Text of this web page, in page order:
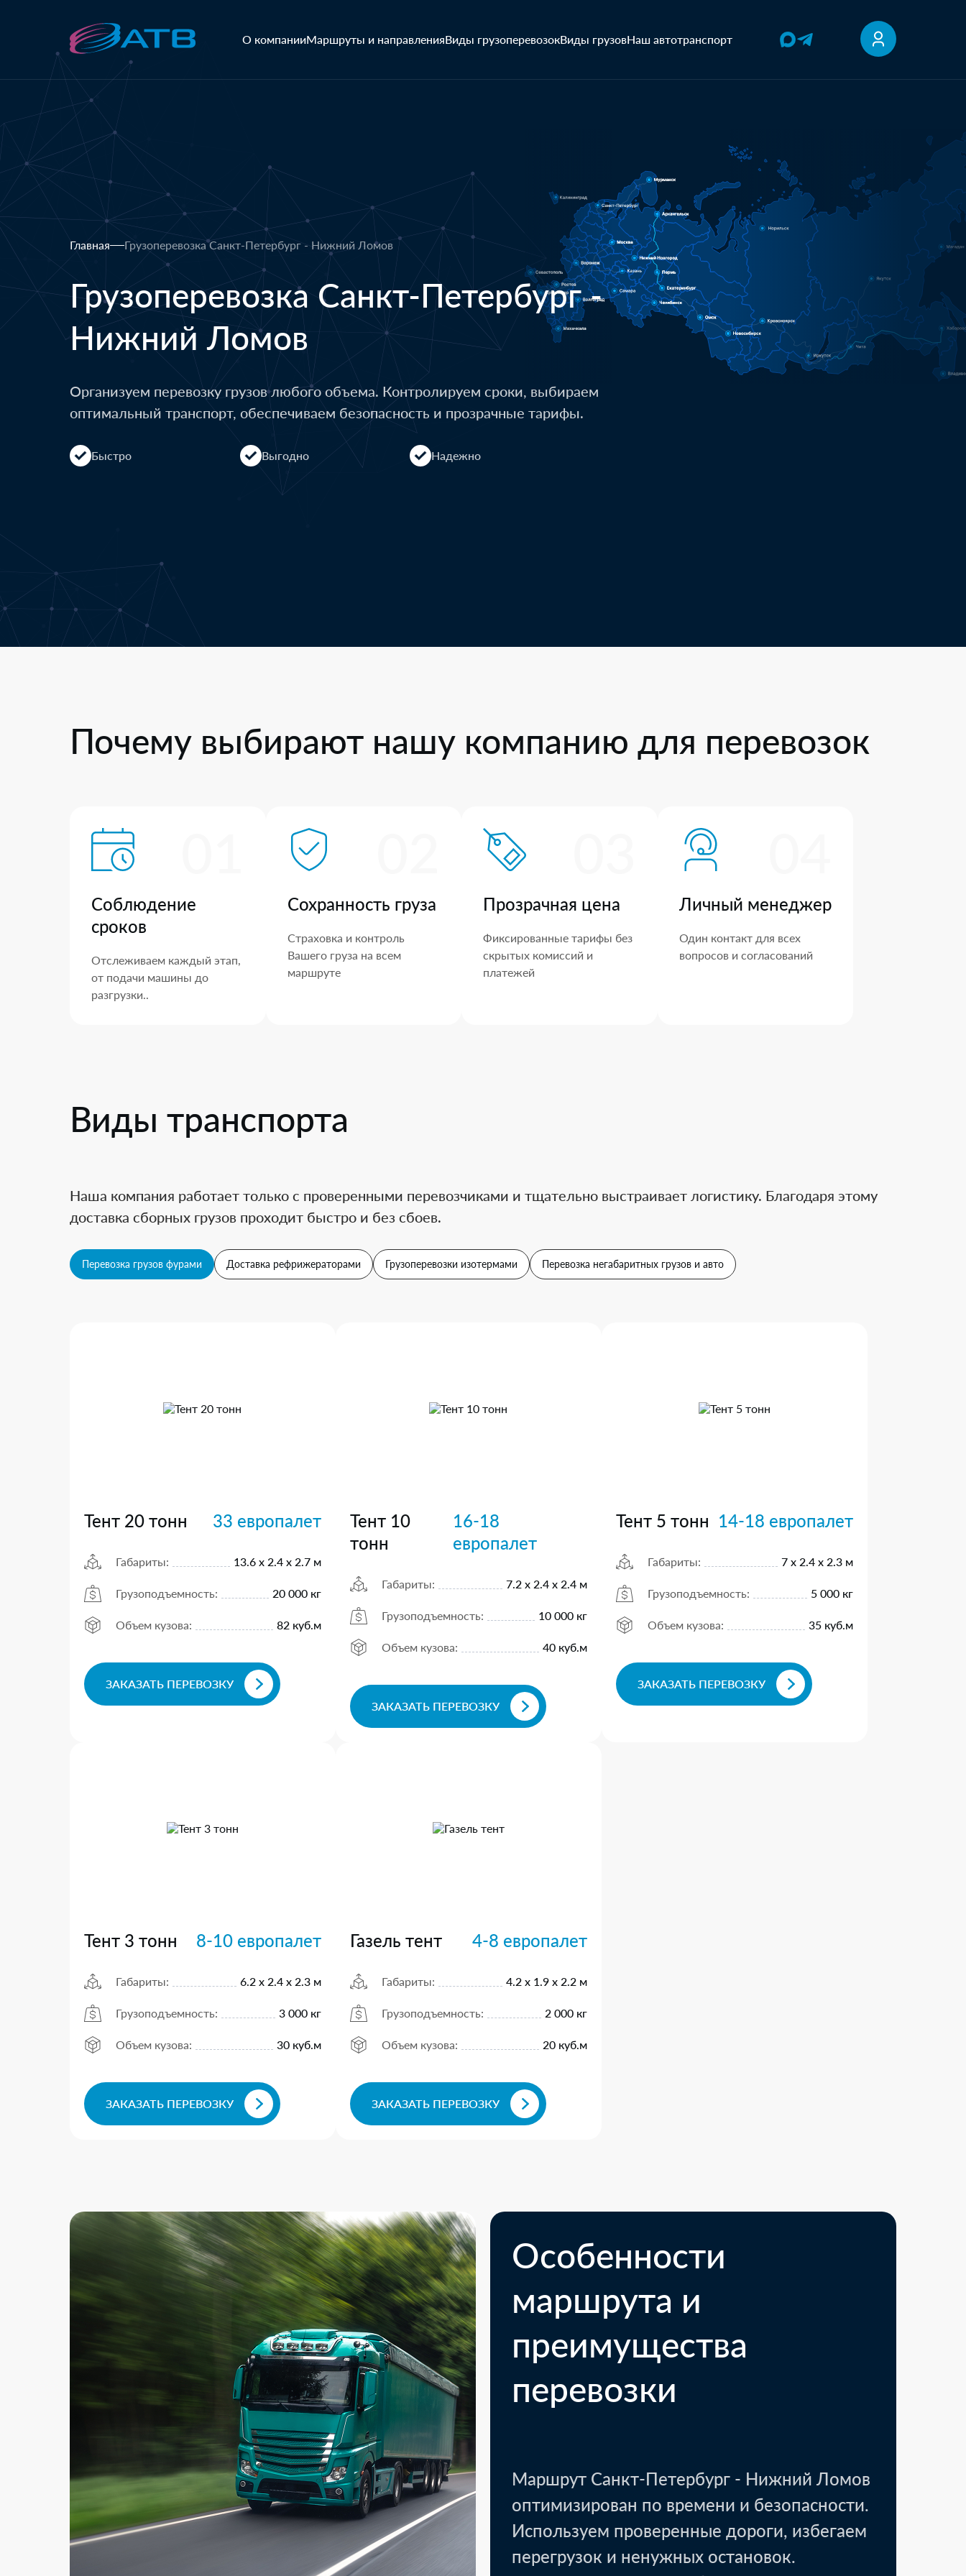
О компанииМаршруты и направленияВиды грузоперевозокВиды грузовНаш автотранспорт
Главная Грузоперевозка Санкт-Петербург - Нижний Ломов
Грузоперевозка Санкт-Петербург -
Нижний Ломов
Организуем перевозку грузов любого объема. Контролируем сроки, выбираем
оптимальный транспорт, обеспечиваем безопасность и прозрачные тарифы.
Быстро Выгодно Надежно
Почему выбирают нашу компанию для перевозок
Соблюдение
сроков
Отслеживаем каждый этап,
от подачи машины до
разгрузки..
Сохранность груза
Страховка и контроль
Вашего груза на всем
маршруте
Прозрачная цена
Фиксированные тарифы без
скрытых комиссий и
платежей
Личный менеджер
Один контакт для всех
вопросов и согласований
Виды транспорта
Наша компания работает только с проверенными перевозчиками и тщательно выстраивает логистику. Благодаря этому
доставка сборных грузов проходит быстро и без сбоев.
Перевозка грузов фурами Доставка рефрижераторами Грузоперевозки изотермами Перевозка негабаритных грузов и авто
Тент 20 тонн 33 европалет
Габариты: 13.6 х 2.4 х 2.7 м
Грузоподъемность: 20 000 кг
Объем кузова: 82 куб.м
ЗАКАЗАТЬ ПЕРЕВОЗКУ
Тент 10
тонн
16-18
европалет
Габариты: 7.2 х 2.4 х 2.4 м
Грузоподъемность: 10 000 кг
Объем кузова: 40 куб.м
ЗАКАЗАТЬ ПЕРЕВОЗКУ
Тент 5 тонн 14-18 европалет
Габариты: 7 х 2.4 х 2.3 м
Грузоподъемность: 5 000 кг
Объем кузова: 35 куб.м
ЗАКАЗАТЬ ПЕРЕВОЗКУ
Тент 3 тонн 8-10 европалет
Габариты: 6.2 х 2.4 х 2.3 м
Грузоподъемность: 3 000 кг
Объем кузова: 30 куб.м
ЗАКАЗАТЬ ПЕРЕВОЗКУ
Газель тент 4-8 европалет
Габариты: 4.2 х 1.9 х 2.2 м
Грузоподъемность: 2 000 кг
Объем кузова: 20 куб.м
ЗАКАЗАТЬ ПЕРЕВОЗКУ
Особенности
маршрута и
преимущества
перевозки
Маршрут Санкт-Петербург - Нижний Ломов
оптимизирован по времени и безопасности.
Используем проверенные дороги, избегаем
перегрузок и ненужных остановок.